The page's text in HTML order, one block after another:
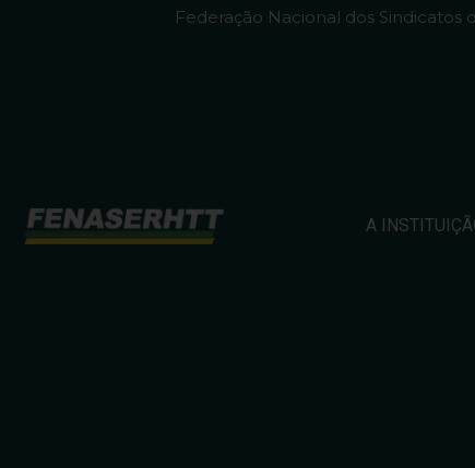
Federação Nacional dos Sindicatos
A